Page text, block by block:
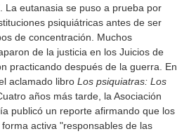
La eutanasia se puso a prueba por
psiquiátricas antes de ser
de concentración. Muchos
de la justicia en los Juicios de
practicando después de la guerra. En
aclamado libroLos psiquiatras: Los
años más tarde, la Asociación
publicó un reporte afirmando que los
activa "responsables de las